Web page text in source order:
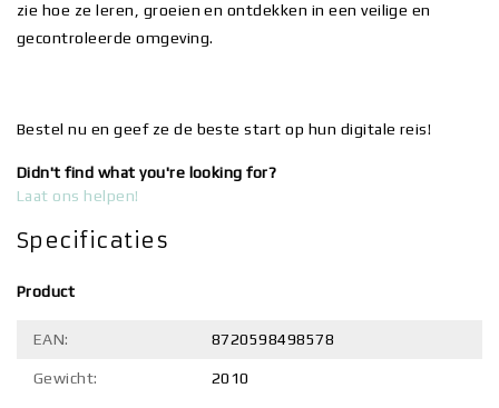
zie hoe ze leren, groeien en ontdekken in een veilige en
gecontroleerde omgeving.
Bestel nu en geef ze de beste start op hun digitale reis!
Didn't find what you're looking for?
Laat ons helpen!
Specificaties
Product
EAN: 8720598498578
Gewicht: 2010